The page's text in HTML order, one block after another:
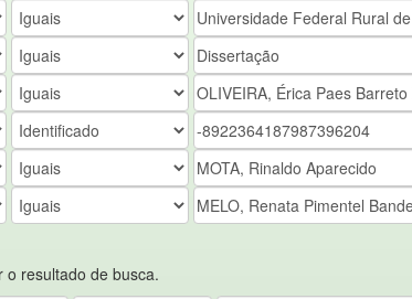
o resultado de busca.